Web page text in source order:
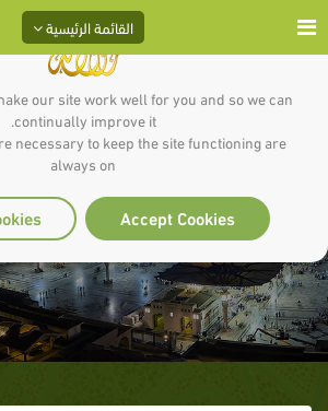
our site work well for you and so we can
continually improve it.
necessary to keep the site functioning are
always on
Accept Cookies
القائمة الرئيسية
غزوة الأبواء